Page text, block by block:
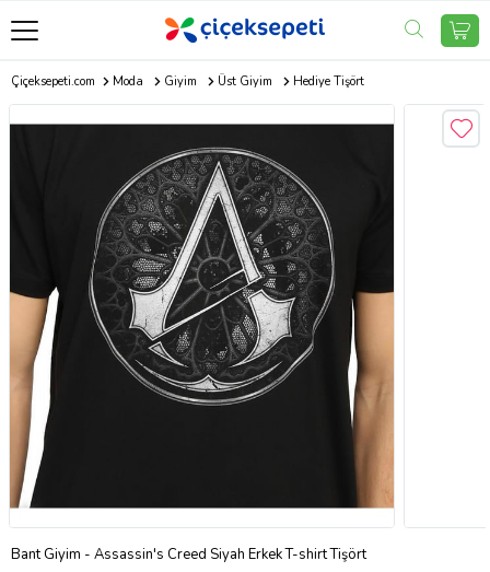
Çiçeksepeti.com Moda Giyim Üst Giyim Hediye Tişört
Bant Giyim - Assassin's Creed Siyah Erkek T-shirt Tişört